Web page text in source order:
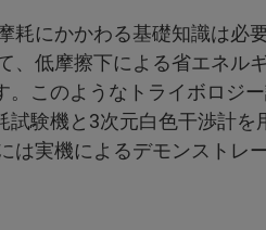
耗にかかわる基礎知識は必
、低摩擦下による省エネル
このようなトライボロジ
試験機と3次元白色干渉計
は実機によるデモンストレ